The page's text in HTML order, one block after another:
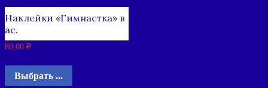
Наклейки «Гимнастка» в
ас.
80,00 ₽
Выбрать ...